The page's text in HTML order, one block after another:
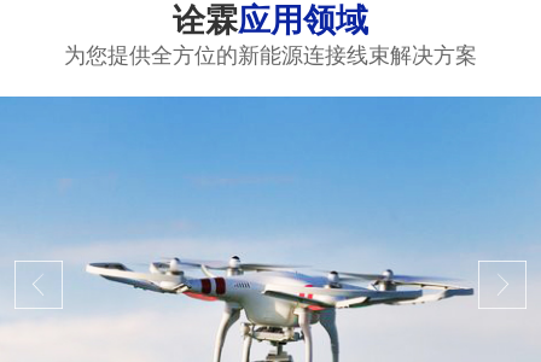
诠霖应用领域
为您提供全方位的新能源连接线束解决方案